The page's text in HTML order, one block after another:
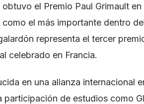
obtuvo el Premio Paul Grimault
como el más importante dentro
representa el tercer
celebrado en Francia.
en una alianza internacional
participación de estudios como